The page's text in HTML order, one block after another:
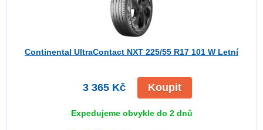
Continental UltraContact NXT 225/55 R17 101 W Letní
3 365 Kč Koupit
Expedujeme obvykle do 2 dnů